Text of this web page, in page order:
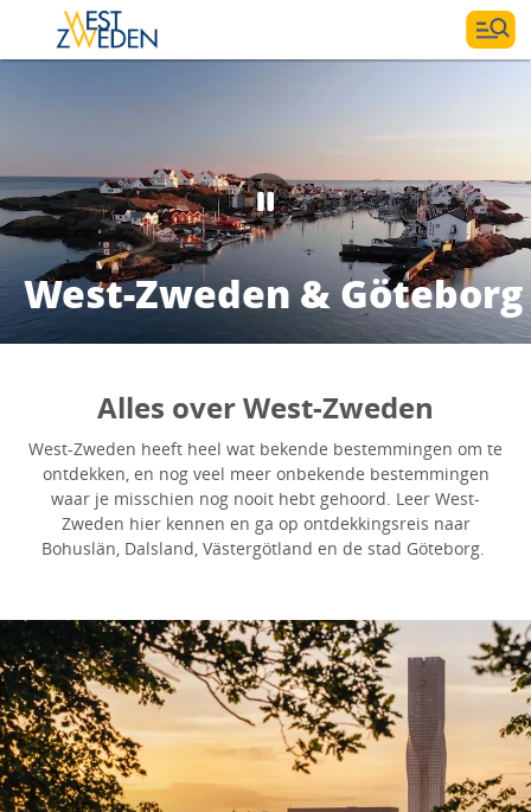
West-Zweden & Göteborg
Alles over West-Zweden
West-Zweden heeft heel wat bekende bestemmingen om te
ontdekken, en nog veel meer onbekende bestemmingen
waar je misschien nog nooit hebt gehoord. Leer West-
Zweden hier kennen en ga op ontdekkingsreis naar
Bohuslän, Dalsland, Västergötland en de stad Göteborg.